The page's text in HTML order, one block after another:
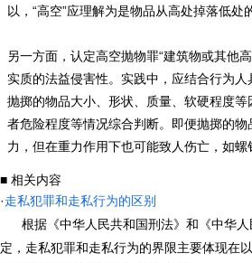
以，“高空”应理解为是物品从高处掉落低处
另一方面，认定高空抛物罪“建筑物或其他
实质的法益侵害性。实践中，应结合行为人
抛掷的物品大小、形状、质量、软硬程度
者危险程度等情况综合判断。即便抛掷的
力，但在重力作用下也可能致人伤亡，如螺
■ 相关内容
·走私犯罪和走私行为的区别
根据《中华人民共和国刑法》和《中华人
定，走私犯罪和走私行为的界限主要体现